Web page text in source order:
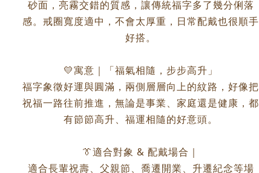
砂面，亮霧交錯的質感，讓傳統福字多了幾分俐落
感。戒圈寬度適中，不會太厚重，日常配戴也很順手
好搭。
💛寓意｜「福氣相隨，步步高升」
福字象徵好運與圓滿，兩側層層向上的紋路，好像把
祝福一路往前推進，無論是事業、家庭還是健康，都
有節節高升、福運相隨的好意頭。
👔適合對象 & 配戴場合｜
適合長輩祝壽、父親節、喬遷開業、升遷紀念等場